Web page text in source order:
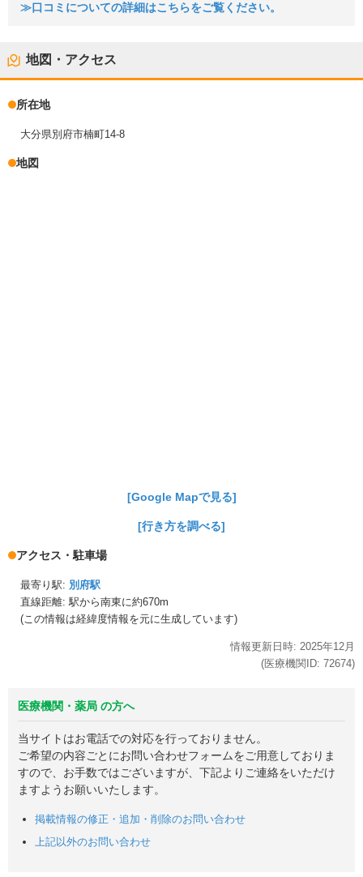
≫口コミについての詳細はこちらをご覧ください。
地図・アクセス
所在地
大分県別府市楠町14-8
地図
[Google Mapで見る]
[行き方を調べる]
アクセス・駐車場
最寄り駅: 別府駅
直線距離: 駅から南東に約670m
(この情報は経緯度情報を元に生成しています)
情報更新日時: 2025年12月
(医療機関ID: 72674)
医療機関・薬局 の方へ
当サイトはお電話での対応を行っておりません。
ご希望の内容ごとにお問い合わせフォームをご用意しておりま
すので、お手数ではございますが、下記よりご連絡をいただけ
ますようお願いいたします。
掲載情報の修正・追加・削除のお問い合わせ
上記以外のお問い合わせ